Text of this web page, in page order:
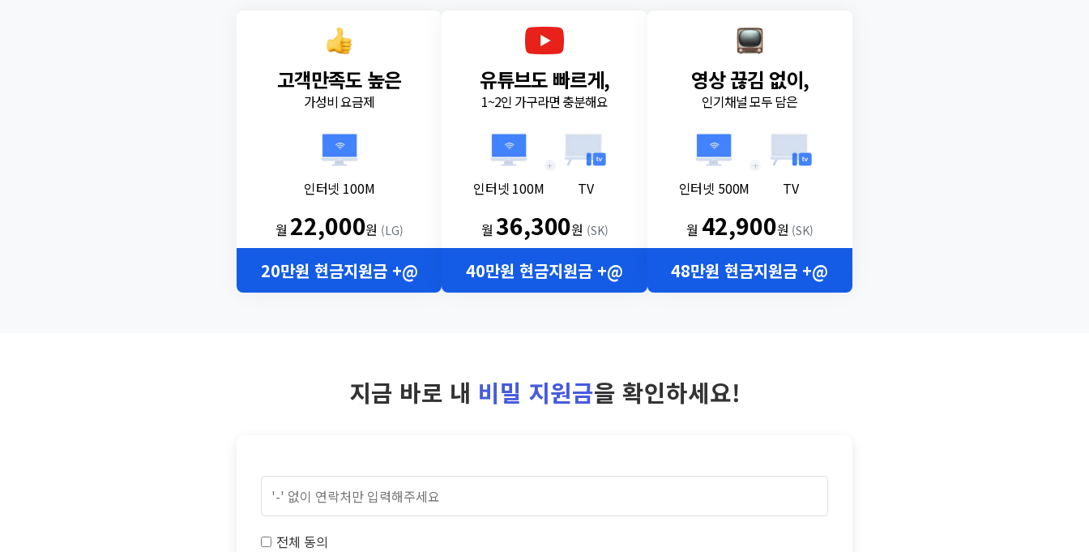
고객만족도 높은
가성비 요금제
인터넷 100M
월 22,000원 (LG)
20만원 현금지원금 +@
유튜브도 빠르게,
1~2인 가구라면 충분해요
인터넷 100M
+
TV
월36,300원 (SK)
40만원 현금지원금 +@
영상 끊김 없이,
인기채널 모두 담은
인터넷 500M
+
TV
월 42,900원 (SK)
48만원 현금지원금 +@
지금 바로 내 비밀 지원금을 확인하세요!
전체 동의